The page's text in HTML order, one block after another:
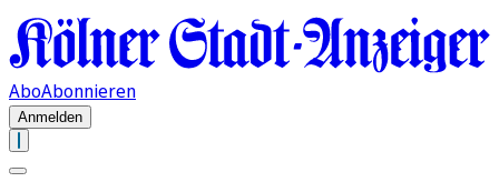
AboAbonnieren
Anmelden